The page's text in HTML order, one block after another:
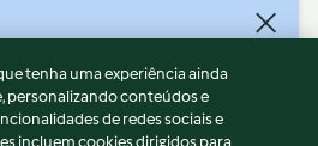
tenha uma experiência ainda
personalizando conteúdos e
de redes sociais e
incluem cookies dirigidos para